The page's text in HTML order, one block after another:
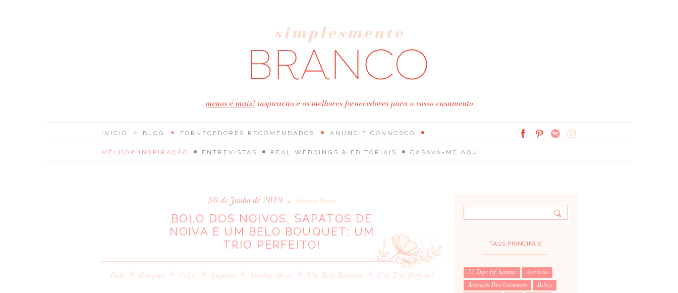
INICIO BLOG
MELHOR INSPIRAÇÃO ENTREVISTAS REAL WEDDINGS & EDITORIAIS CASAVA-ME AQUI!
FORNECEDORES RECOMENDADOS ANUNCIE CONNOSCO
30 de Junho de 2019 • Susana Pinto
BOLO DOS NOIVOS, SAPATOS DE
NOIVA E UM BELO BOUQUET: UM
TRIO PERFEITO!
Bolo +Bouquet + Cake!+ Sapatos + Sunday Shoes + Um Belo Bouquet + Um Trio Perfeito!
TAGS PRINCIPAIS
31 Days Of Summer
Acessórios
Animação Para Casamento
Beleza